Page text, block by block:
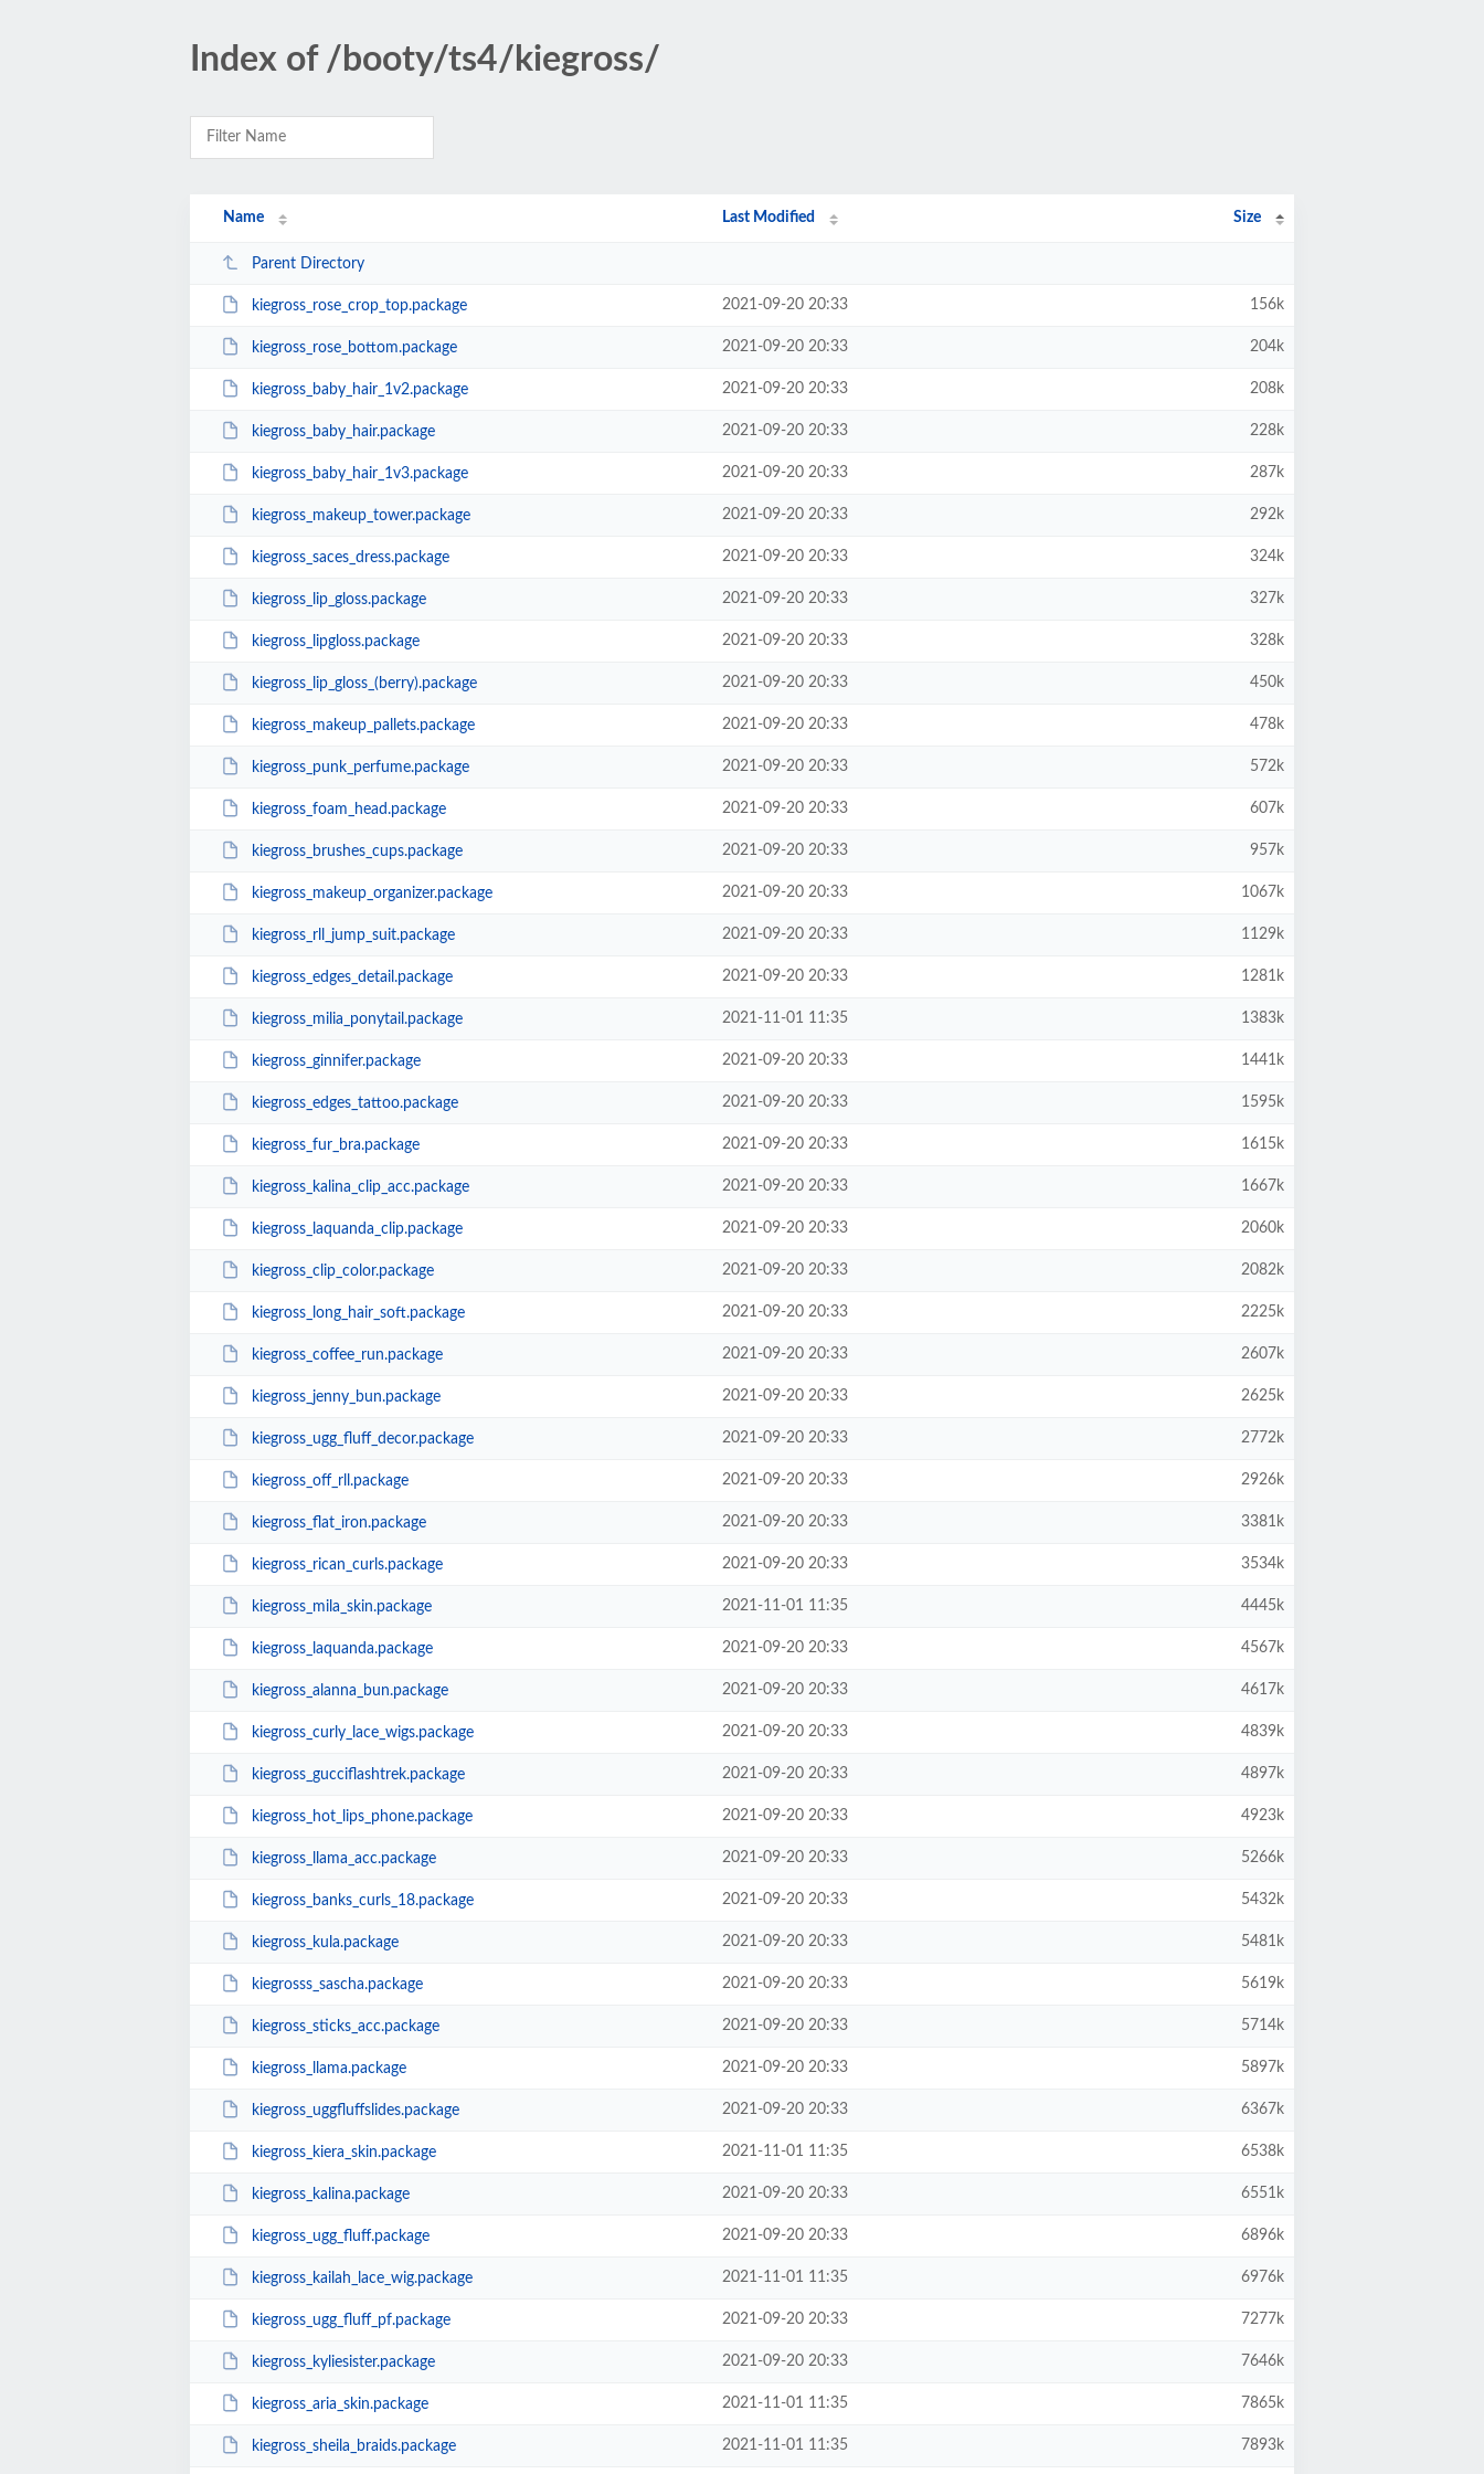
Index of /booty/ts4/kiegross/
Name Last Modified Size
Parent Directory
kiegross_rose_crop_top.package 2021-09-20 20:33 156k
kiegross_rose_bottom.package 2021-09-20 20:33 204k
kiegross_baby_hair_1v2.package 2021-09-20 20:33 208k
kiegross_baby_hair.package 2021-09-20 20:33 228k
kiegross_baby_hair_1v3.package 2021-09-20 20:33 287k
kiegross_makeup_tower.package 2021-09-20 20:33 292k
kiegross_saces_dress.package 2021-09-20 20:33 324k
kiegross_lip_gloss.package 2021-09-20 20:33 327k
kiegross_lipgloss.package 2021-09-20 20:33 328k
kiegross_lip_gloss_(berry).package 2021-09-20 20:33 450k
kiegross_makeup_pallets.package 2021-09-20 20:33 478k
kiegross_punk_perfume.package 2021-09-20 20:33 572k
kiegross_foam_head.package 2021-09-20 20:33 607k
kiegross_brushes_cups.package 2021-09-20 20:33 957k
kiegross_makeup_organizer.package 2021-09-20 20:33 1067k
kiegross_rll_jump_suit.package 2021-09-20 20:33 1129k
kiegross_edges_detail.package 2021-09-20 20:33 1281k
kiegross_milia_ponytail.package 2021-11-01 11:35 1383k
kiegross_ginnifer.package 2021-09-20 20:33 1441k
kiegross_edges_tattoo.package 2021-09-20 20:33 1595k
kiegross_fur_bra.package 2021-09-20 20:33 1615k
kiegross_kalina_clip_acc.package 2021-09-20 20:33 1667k
kiegross_laquanda_clip.package 2021-09-20 20:33 2060k
kiegross_clip_color.package 2021-09-20 20:33 2082k
kiegross_long_hair_soft.package 2021-09-20 20:33 2225k
kiegross_coffee_run.package 2021-09-20 20:33 2607k
kiegross_jenny_bun.package 2021-09-20 20:33 2625k
kiegross_ugg_fluff_decor.package 2021-09-20 20:33 2772k
kiegross_off_rll.package 2021-09-20 20:33 2926k
kiegross_flat_iron.package 2021-09-20 20:33 3381k
kiegross_rican_curls.package 2021-09-20 20:33 3534k
kiegross_mila_skin.package 2021-11-01 11:35 4445k
kiegross_laquanda.package 2021-09-20 20:33 4567k
kiegross_alanna_bun.package 2021-09-20 20:33 4617k
kiegross_curly_lace_wigs.package 2021-09-20 20:33 4839k
kiegross_gucciflashtrek.package 2021-09-20 20:33 4897k
kiegross_hot_lips_phone.package 2021-09-20 20:33 4923k
kiegross_llama_acc.package 2021-09-20 20:33 5266k
kiegross_banks_curls_18.package 2021-09-20 20:33 5432k
kiegross_kula.package 2021-09-20 20:33 5481k
kiegrosss_sascha.package 2021-09-20 20:33 5619k
kiegross_sticks_acc.package 2021-09-20 20:33 5714k
kiegross_llama.package 2021-09-20 20:33 5897k
kiegross_uggfluffslides.package 2021-09-20 20:33 6367k
kiegross_kiera_skin.package 2021-11-01 11:35 6538k
kiegross_kalina.package 2021-09-20 20:33 6551k
kiegross_ugg_fluff.package 2021-09-20 20:33 6896k
kiegross_kailah_lace_wig.package 2021-11-01 11:35 6976k
kiegross_ugg_fluff_pf.package 2021-09-20 20:33 7277k
kiegross_kyliesister.package 2021-09-20 20:33 7646k
kiegross_aria_skin.package 2021-11-01 11:35 7865k
kiegross_sheila_braids.package 2021-11-01 11:35 7893k